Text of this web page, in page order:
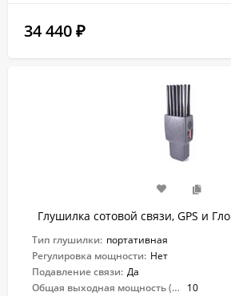
34 440 ₽
Глушилка сотовой связи, GPS и
Тип глушилки: портативная
Регулировка мощности: Нет
Подавление связи: Да
Общая выходная мощность (Вт):
10